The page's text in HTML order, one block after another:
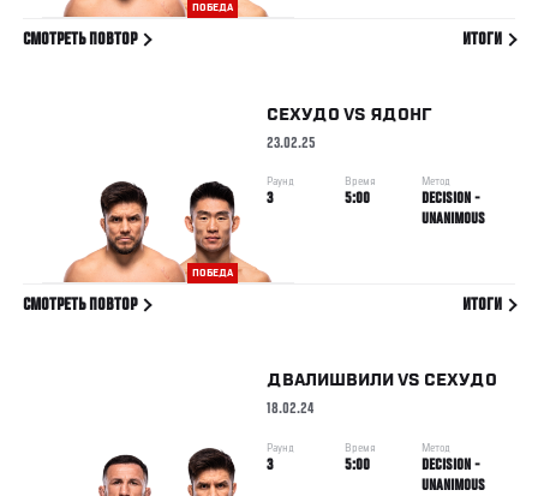
ПОБЕДА
СМОТРЕТЬ ПОВТОР ИТОГИ
ПОБЕДА
СЕХУДО VS ЯДОНГ
23.02.25
Раунд
3
Время
5:00
Метод
DECISION -
UNANIMOUS
СМОТРЕТЬ ПОВТОР ИТОГИ
ДВАЛИШВИЛИ VS СЕХУДО
18.02.24
Раунд
3
Время
5:00
Метод
DECISION -
UNANIMOUS